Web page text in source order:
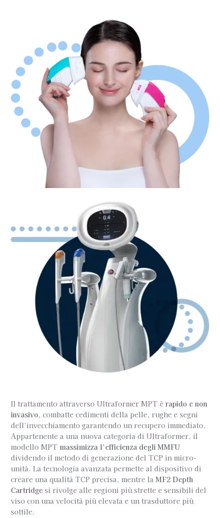
Il trattamento attraverso Ultraformer MPT èrapido e non
invasivo, combatte cedimenti della pelle, rughe e segni
dell’invecchiamento garantendo un recupero immediato.
Appartenente a una nuova categoria di Ultraformer, il
modello MPT massimizza l’efficienza degli MMFU
dividendo il metodo di generazione del TCP in micro-
unità. La tecnologia avanzata permette al dispositivo di
creare una qualità TCP precisa, mentre laMF2 Depth
Cartridge si rivolge alle regioni più strette e sensibili del
viso con una velocità più elevata e un trasduttore più
sottile.